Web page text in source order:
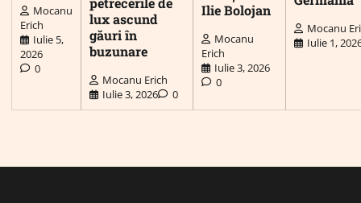
Mocanu
Erich
Iulie 5,
2026
0
lux ascund
găuri în
buzunare
Mocanu Erich
Iulie 3, 2026
0
Ilie Bolojan
Mocanu
Erich
Iulie 3, 2026
0
Mocanu
Iulie 1,